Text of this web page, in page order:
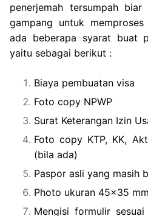
penerjemah tersumpah
gampang untuk
ada beberapa syarat buat
yaitu sebagai berikut :
Biaya pembuatan visa
Foto copy NPWP
Surat Keterangan Izin
Foto copy KTP, KK,
(bila ada)
Paspor asli yang masih
Photo ukuran 45×35
Mengisi formulir